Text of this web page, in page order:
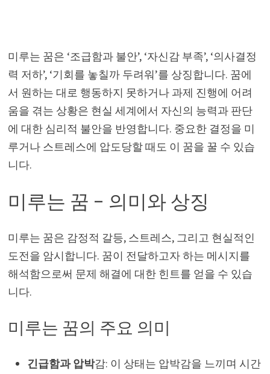
미루는 꿈은 ‘조급함과 불안’, ‘자신감 부족’, ‘의사결정
력 저하’, ‘기회를 놓칠까 두려워’를 상징합니다. 꿈에
서 원하는 대로 행동하지 못하거나 과제 진행에 어려
움을 겪는 상황은 현실 세계에서 자신의 능력과 판단
에 대한 심리적 불안을 반영합니다. 중요한 결정을 미
루거나 스트레스에 압도당할 때도 이 꿈을 꿀 수 있습
니다.
미루는 꿈 – 의미와 상징
미루는 꿈은 감정적 갈등, 스트레스, 그리고 현실적인
도전을 암시합니다. 꿈이 전달하고자 하는 메시지를
해석함으로써 문제 해결에 대한 힌트를 얻을 수 있습
니다.
미루는 꿈의 주요 의미
긴급함과 압박감: 이 상태는 압박감을 느끼며 시간